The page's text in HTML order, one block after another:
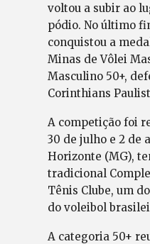
voltou a subir ao
pódio. No último
conquistou a
Minas de Vôlei
Masculino 50+,
Corinthians
A competição foi
30 de julho e 2 de
Horizonte (MG),
tradicional
Tênis Clube, um
do voleibol
A categoria 50+